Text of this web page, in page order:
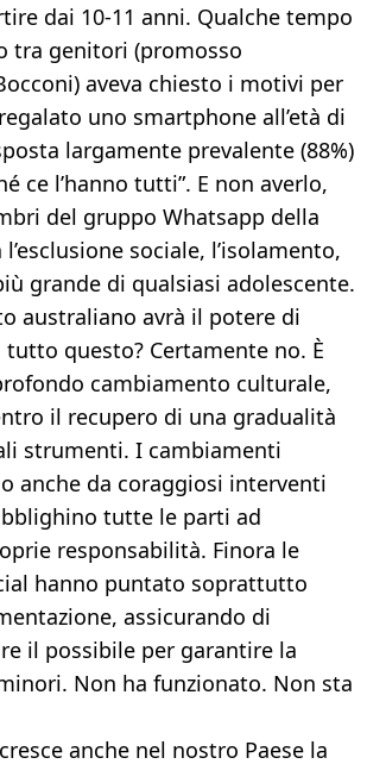
dai 10-11 anni. Qualche tempo
tra genitori (promosso
aveva chiesto i motivi per
uno smartphone all’età di
largamente prevalente (88%)
ce l’hanno tutti”. E non averlo,
del gruppo Whatsapp della
sociale, l’isolamento,
grande di qualsiasi adolescente.
australiano avrà il potere di
questo? Certamente no. È
cambiamento culturale,
il recupero di una gradualità
strumenti. I cambiamenti
anche da coraggiosi interventi
tutte le parti ad
responsabilità. Finora le
hanno puntato soprattutto
assicurando di
il possibile per garantire la
Non ha funzionato. Non sta
anche nel nostro Paese la